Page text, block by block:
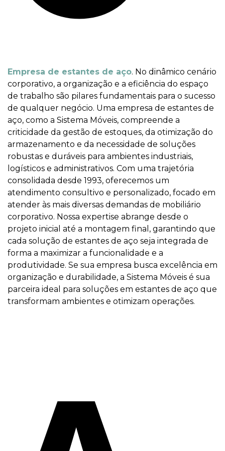
Empresa de estantes de aço. No dinâmico cenário
corporativo, a organização e a eficiência do espaço
de trabalho são pilares fundamentais para o sucesso
de qualquer negócio. Uma empresa de estantes de
aço, como a Sistema Móveis, compreende a
criticidade da gestão de estoques, da otimização do
armazenamento e da necessidade de soluções
robustas e duráveis para ambientes industriais,
logísticos e administrativos. Com uma trajetória
consolidada desde 1993, oferecemos um
atendimento consultivo e personalizado, focado em
atender às mais diversas demandas de mobiliário
corporativo. Nossa expertise abrange desde o
projeto inicial até a montagem final, garantindo que
cada solução de estantes de aço seja integrada de
forma a maximizar a funcionalidade e a
produtividade. Se sua empresa busca excelência em
organização e durabilidade, a Sistema Móveis é sua
parceira ideal para soluções em estantes de aço que
transformam ambientes e otimizam operações.